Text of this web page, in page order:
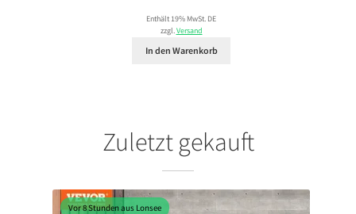
Enthält 19% MwSt. DE
zzgl.Versand
In den Warenkorb
Zuletzt gekauft
Vor 8 Stunden aus Lonsee